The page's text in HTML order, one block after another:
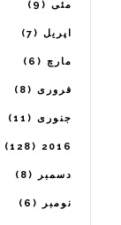
مئی 9
اپریل 7
مارچ 6
فروری 8
جنوری 11
2016
128
دسمبر 8
نومبر 6